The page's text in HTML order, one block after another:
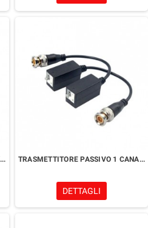
TELECAMERA IP DOME MOTORIZZATA VARIFOCALE 4 MPx ONVIF TRASMETTITORE PASSIVO 1 CANALE
DETTAGLI